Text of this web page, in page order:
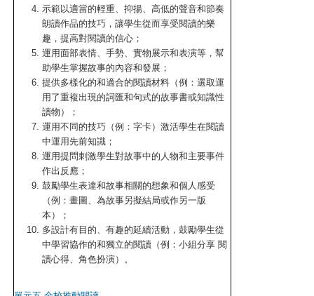
示範以適當的輕重、抑揚、高低的聲音和節奏
朗讀作品的技巧，讓學生從而享受閱讀的樂
趣，提高對閱讀的信心；
運用面部表情、手勢、實物展示和表演等，幫
助學生掌握故事的內容和發展；
提供多樣化的和適合的閱讀材料（例：選取運
用了重複出現的詞匯和句式的故事書或知識性
讀物）；
運用不同的技巧（例：字卡）激活學生在閱讀
中運用先前知識；
運用提問刺激學生對故事中的人物和主要事件
作出反應；
鼓勵學生表達和故事相關的想象和個人感受
（例：畫圖、為故事另擬結局或作另一版
本）；
多設計有目的、有趣的延續活動，鼓勵學生從
中學習協作的和獨立的閱讀（例：小組分享 閱
讀心得、角色扮演）。